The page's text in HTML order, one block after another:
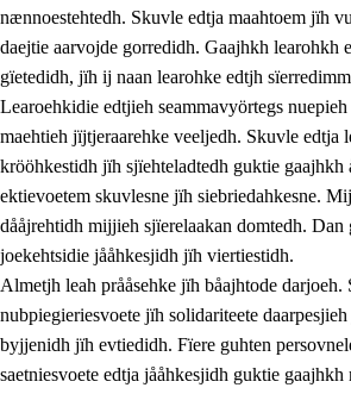
1.6 Demokratije jïh meatanårrome
nænnoestehtedh. Skuvle edtja maahtoem jïh
daejtie aarvojde gorredidh. Gaajhkh learohkh
gïetedidh, jïh ij naan learohke edtjh
Learoehkidie edtjieh seammavyörtegs
maehtieh jïjtjeraarehke veeljedh. Skuvle edtja
krööhkestidh jïh sjïehteladtedh guktie gaajhkh
ektievoetem skuvlesne jïh siebriedahkesne.
dååjrehtidh mijjieh sjïerelaakan domtedh. Dan
joekehtsidie jååhkesjidh jïh viertiestidh.
Almetjh leah prååsehke jïh båajhtode darjoeh.
nubpiegieriesvoete jïh solidariteete
byjjenidh jïh evtiedidh. Fïere guhten
saetniesvoete edtja jååhkesjidh guktie gaajhkh